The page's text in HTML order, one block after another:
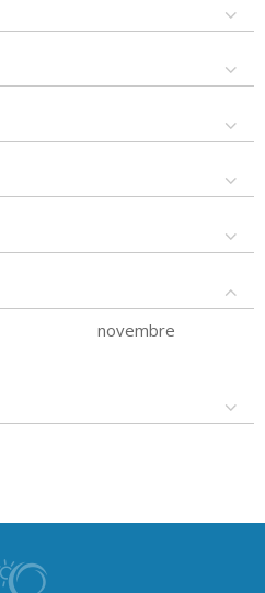
novembre